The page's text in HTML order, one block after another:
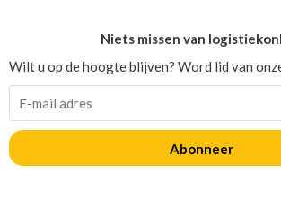
Niets missen van
Wilt u op de hoogte blijven? Word lid van
Abonneer